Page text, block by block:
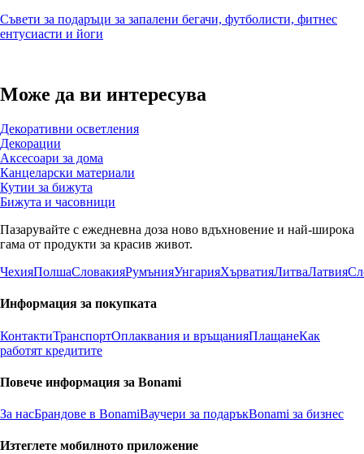
Съвети за подаръци за запалени бегачи, футболисти, фитнес
ентусиасти и йоги
Може да ви интересува
Декоративни осветления
Декорации
Аксесоари за дома
Канцеларски материали
Кутии за бижута
Бижута и часовници
Пазарувайте с ежедневна доза ново вдъхновение и най-широка
гама от продукти за красив живот.
ЧехияПолшаСловакияРумънияУнгарияХърватияЛитваЛатвия
Информация за покупката
КонтактиТранспортОплаквания и връщанияПлащанеКак
работят кредитите
Повече информация за Bonami
За насБрандове в BonamiВаучери за подаръкBonami за бизнес
Изтеглете мобилното приложение